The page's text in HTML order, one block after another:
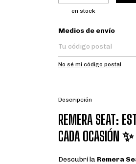
en stock
Entregas para el CP:
Medios de envío
No sé mi código postal
Descripción
REMERA SEAT:
CADA OCASIÓN ✨
Descubrí la Remera